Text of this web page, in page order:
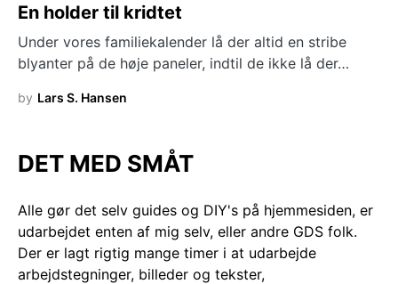
En holder til kridtet
Under vores familiekalender lå der altid en stribe
blyanter på de høje paneler, indtil de ikke lå der…
by Lars S. Hansen
DET MED SMÅT
Alle gør det selv guides og DIY's på hjemmesiden, er
udarbejdet enten af mig selv, eller andre GDS folk.
Der er lagt rigtig mange timer i at udarbejde
arbejdstegninger, billeder og tekster,